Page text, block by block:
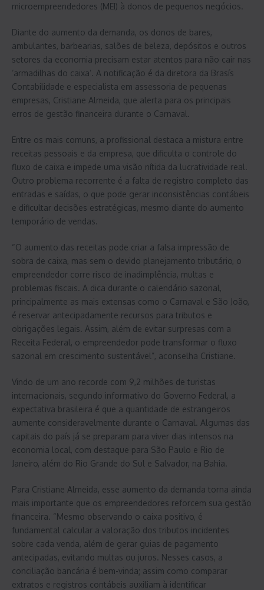
microempreendedores (MEI) à donos de pequenos negócios.
Diante do aumento da demanda, os donos de bares,
ambulantes, barbearias, salões de beleza, depósitos e outros
setores da economia precisam estar atentos para não cair nas
‘armadilhas do caixa’. A notificação é da diretora da Brasís
Contabilidade e especialista em assessoria de pequenas
empresas, Cristiane Almeida, que alerta para os principais
erros de gestão financeira durante o Carnaval.
Entre os mais comuns, a profissional destaca a mistura entre
receitas pessoais e da empresa, que dificulta o controle do
fluxo de caixa e impede uma visão nítida da lucratividade real.
Outro problema recorrente é a falta de registro completo das
entradas e saídas, o que pode gerar inconsistências contábeis
e dificultar decisões estratégicas, mesmo diante do aumento
temporário de vendas.
“O aumento das receitas pode criar a falsa impressão de
sobra de caixa, mas sem o devido planejamento tributário, o
empreendedor corre risco de inadimplência, multas e
problemas fiscais. A dica durante o calendário sazonal,
principalmente as mais extensas como o Carnaval e São João,
é reservar antecipadamente recursos para tributos e
obrigações legais. Assim, além de evitar surpresas com a
Receita Federal, o empreendedor pode transformar o fluxo
sazonal em crescimento sustentável”, aconselha Cristiane.
Vindo de um ano recorde com 9,2 milhões de turistas
internacionais, segundo informativo do Governo Federal, a
expectativa brasileira é que a quantidade de estrangeiros
aumente consideravelmente durante o Carnaval. Algumas das
capitais do país já se preparam para viver dias intensos na
economia local, com destaque para São Paulo e Rio de
Janeiro, além do Rio Grande do Sul e Salvador, na Bahia.
Para Cristiane Almeida, esse aumento da demanda torna ainda
mais importante que os empreendedores reforcem sua gestão
financeira. “Mesmo observando o caixa positivo, é
fundamental calcular a valoração dos tributos incidentes
sobre cada venda, além de gerar guias de pagamento
antecipadas, evitando multas ou juros. Nesses casos, a
conciliação bancária é bem-vinda; assim como comparar
extratos e registros contábeis auxiliam à identificar